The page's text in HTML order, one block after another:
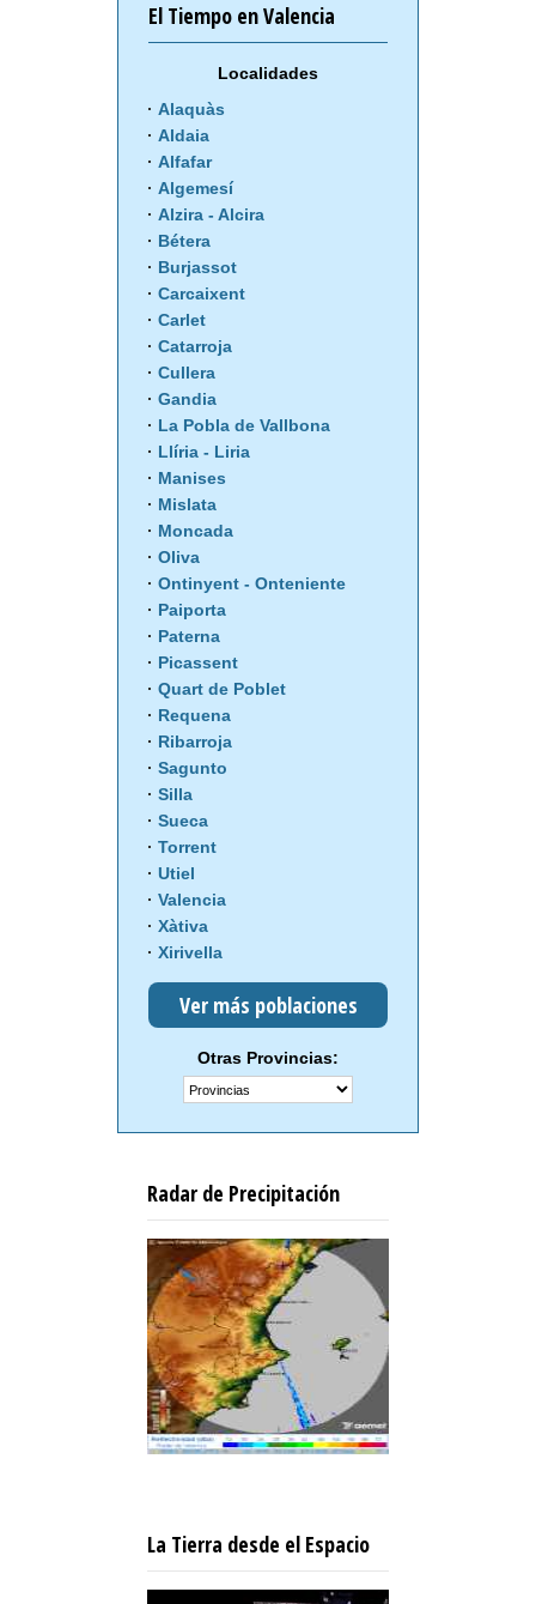
El Tiempo en Valencia
Localidades
Alaquàs
Aldaia
Alfafar
Algemesí
Alzira - Alcira
Bétera
Burjassot
Carcaixent
Carlet
Catarroja
Cullera
Gandia
La Pobla de Vallbona
Llíria - Liria
Manises
Mislata
Moncada
Oliva
Ontinyent - Onteniente
Paiporta
Paterna
Picassent
Quart de Poblet
Requena
Ribarroja
Sagunto
Silla
Sueca
Torrent
Utiel
Valencia
Xàtiva
Xirivella
Ver más poblaciones
Otras Provincias:
Radar de Precipitación
La Tierra desde el Espacio